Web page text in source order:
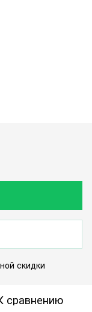
скидки
сравнению